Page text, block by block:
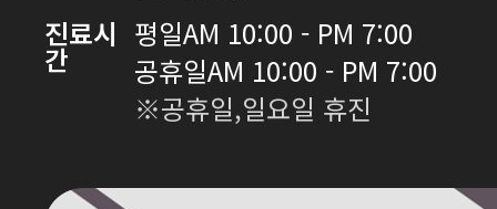
진료시
간
평일AM 10:00 - PM 7:00
공휴일AM 10:00 - PM 7:00
※공휴일,일요일 휴진